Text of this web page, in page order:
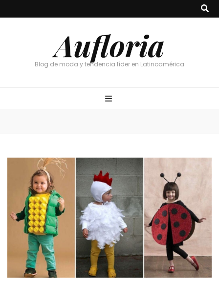
Aufloria
Blog de moda y tendencia líder en Latinoamérica